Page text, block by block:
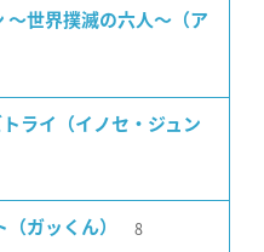
〜世界撲滅の六人〜（ア
ライ（イノセ・ジュン
ガッくん） 8